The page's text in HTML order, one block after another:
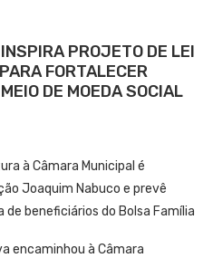
PROJETO DE LEI
FORTALECER
DE MOEDA SOCIAL
à Câmara Municipal é
Joaquim Nabuco e prevê
beneficiários do Bolsa Família
encaminhou à Câmara